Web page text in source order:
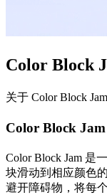
Color Block
关于 Color Block
Color Block
Color Block Jam 是
块滑动到相应颜色
避开障碍物，将每